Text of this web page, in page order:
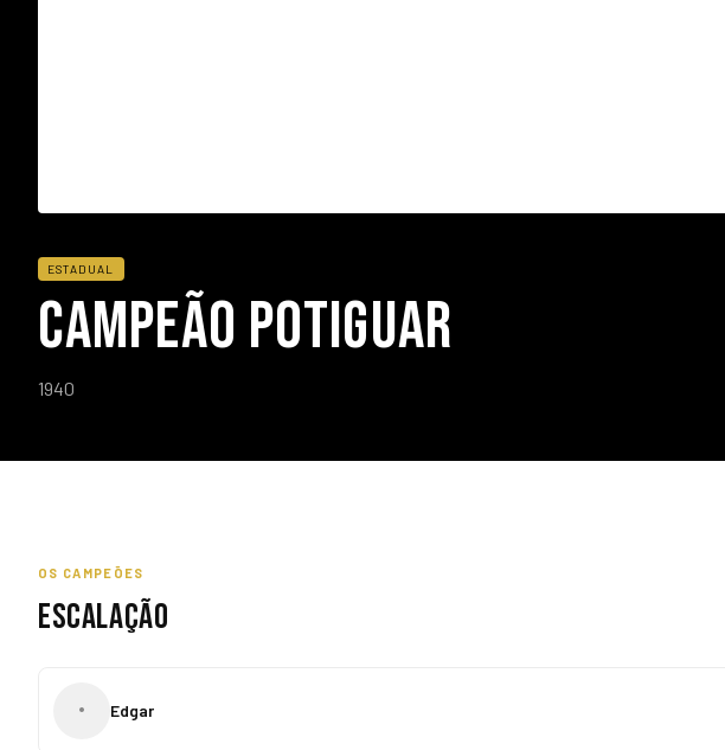
ESTADUAL
CAMPEÃO POTIGUAR
1940
OS CAMPEÕES
ESCALAÇÃO
• Edgar